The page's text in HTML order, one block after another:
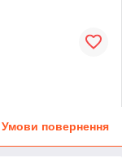
Умови повернення